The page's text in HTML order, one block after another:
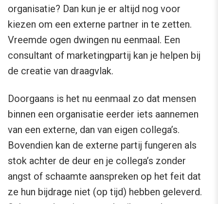
organisatie? Dan kun je er altijd nog voor
kiezen om een externe partner in te zetten.
Vreemde ogen dwingen nu eenmaal. Een
consultant of marketingpartij kan je helpen bij
de creatie van draagvlak.
Doorgaans is het nu eenmaal zo dat mensen
binnen een organisatie eerder iets aannemen
van een externe, dan van eigen collega’s.
Bovendien kan de externe partij fungeren als
stok achter de deur en je collega’s zonder
angst of schaamte aanspreken op het feit dat
ze hun bijdrage niet (op tijd) hebben geleverd.